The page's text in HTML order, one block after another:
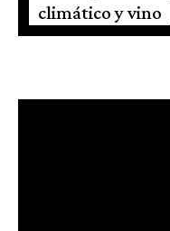
climático y vino
Merluza